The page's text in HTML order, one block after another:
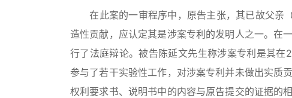
在此案的一审程序中，原告主张，其已故父亲
造性贡献，应认定其是涉案专利的发明人之一。在
行了法庭辩论。被告陈延文先生称涉案专利是其
参与了若干实验性工作，对涉案专利并未做出实质
权利要求书、说明书中的内容与原告提交的证据的